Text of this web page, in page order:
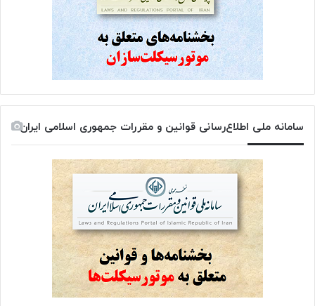
سامانه ملی اطلاع‌رسانی قوانین و مقررات جمهوری اسلامی ایران